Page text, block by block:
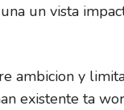
un vista
ambicion y
existente ta